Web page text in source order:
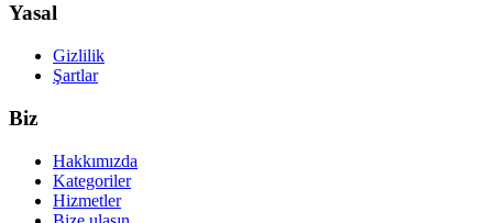
Yasal
Gizlilik
Şartlar
Biz
Hakkımızda
Kategoriler
Hizmetler